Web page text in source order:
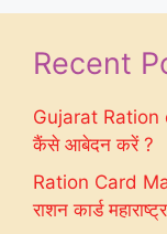
Recent
Gujarat Ration
कैंसे आबेदन करें ?
Ration Card
राशन कार्ड